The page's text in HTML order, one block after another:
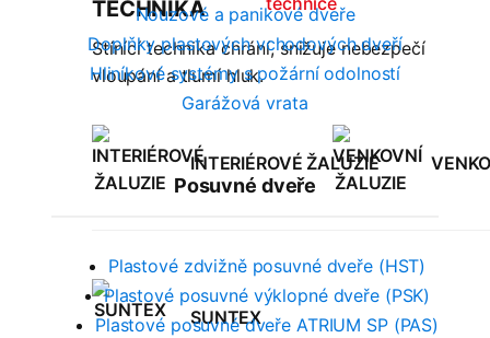
TECHNIKA
Stínící technika chrání, snižuje nebezpečí
vloupání a tlumí hluk.
INTERIÉROVÉ ŽALUZIE
SUNTEX
Nouzové a panikové dveře
Doplňky plastových vchodových dveří
Hliníkové systémy s požární odolností
Garážová vrata
Posuvné dveře
Plastové zdvižně posuvné dveře (HST)
Plastové posuvné výklopné dveře (PSK)
Plastové posuvné dveře ATRIUM SP (PAS)